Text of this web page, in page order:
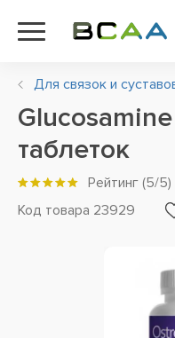
Для связок и
таблеток
Рейтинг (5/5)
Код товара 23929